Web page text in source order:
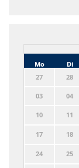
Mo
Di
27
28
03 04
10 11
17 18
24 25